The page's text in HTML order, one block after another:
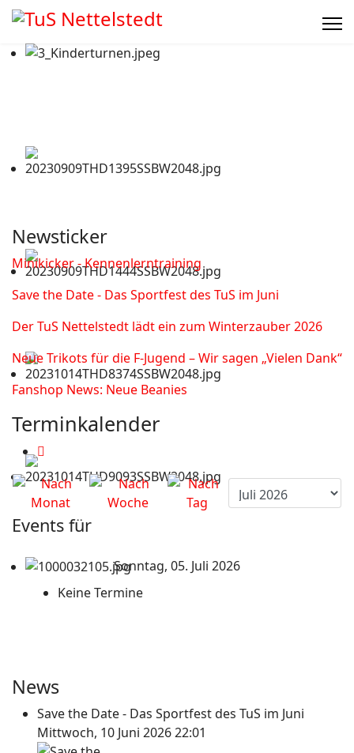
Newsticker
Minikicker - Kennenlerntraining
Save the Date - Das Sportfest des TuS im Juni
Der TuS Nettelstedt lädt ein zum Winterzauber 2026
Neue Trikots für die F-Jugend – Wir sagen „Vielen Dank“
Fanshop News: Neue Beanies
Terminkalender
Events für
Sonntag, 05. Juli 2026
Keine Termine
News
Save the Date - Das Sportfest des TuS im Juni
Mittwoch, 10 Juni 2026 22:01